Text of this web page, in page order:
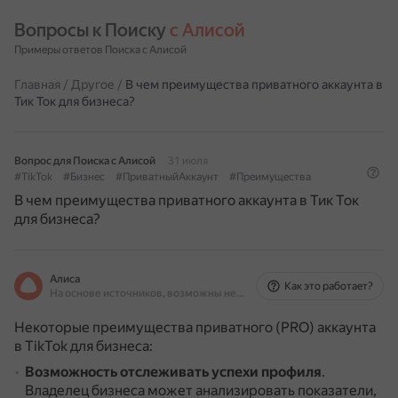
Вопросы к Поиску с Алисой
Примеры ответов Поиска с Алисой
Главная / Другое / В чем преимущества приватного аккаунта в
Тик Ток для бизнеса?
Вопрос для Поиска с Алисой
31 июля
#TikTok
#Бизнес #ПриватныйАккаунт #Преимущества
В чем преимущества приватного аккаунта в Тик Ток
для бизнеса?
Алиса
На основе источников, возможны неточности
Как это работает?
Некоторые преимущества приватного (PRO) аккаунта
в TikTok для бизнеса:
Возможность отслеживать успехи профиля.
Владелец бизнеса может анализировать показатели,